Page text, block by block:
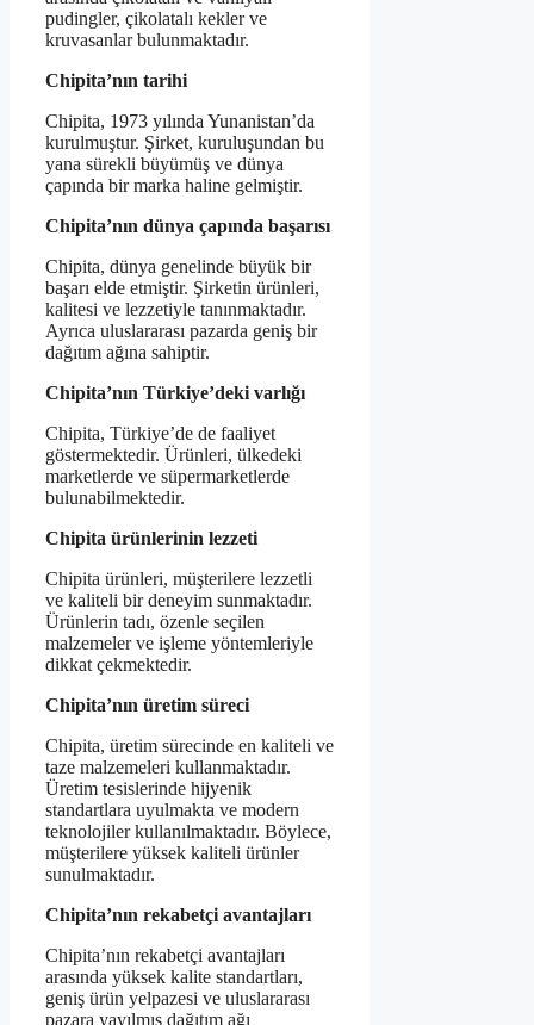
pudingler, çikolatalı kekler ve
kruvasanlar bulunmaktadır.
Chipita’nın tarihi
Chipita, 1973 yılında Yunanistan’da
kurulmuştur. Şirket, kuruluşundan bu
yana sürekli büyümüş ve dünya
çapında bir marka haline gelmiştir.
Chipita’nın dünya çapında başarısı
Chipita, dünya genelinde büyük bir
başarı elde etmiştir. Şirketin ürünleri,
kalitesi ve lezzetiyle tanınmaktadır.
Ayrıca uluslararası pazarda geniş bir
dağıtım ağına sahiptir.
Chipita’nın Türkiye’deki varlığı
Chipita, Türkiye’de de faaliyet
göstermektedir. Ürünleri, ülkedeki
marketlerde ve süpermarketlerde
bulunabilmektedir.
Chipita ürünlerinin lezzeti
Chipita ürünleri, müşterilere lezzetli
ve kaliteli bir deneyim sunmaktadır.
Ürünlerin tadı, özenle seçilen
malzemeler ve işleme yöntemleriyle
dikkat çekmektedir.
Chipita’nın üretim süreci
Chipita, üretim sürecinde en kaliteli ve
taze malzemeleri kullanmaktadır.
Üretim tesislerinde hijyenik
standartlara uyulmakta ve modern
teknolojiler kullanılmaktadır. Böylece,
müşterilere yüksek kaliteli ürünler
sunulmaktadır.
Chipita’nın rekabetçi avantajları
Chipita’nın rekabetçi avantajları
arasında yüksek kalite standartları,
geniş ürün yelpazesi ve uluslararası
pazara yayılmış dağıtım ağı